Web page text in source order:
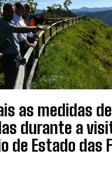
as medidas
durante a
de Estado das